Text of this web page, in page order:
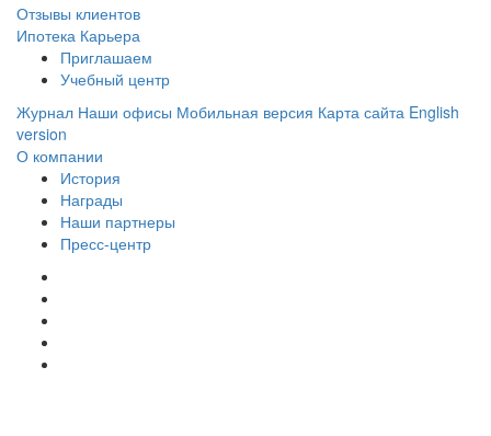
Отзывы клиентов
Ипотека Карьера
Приглашаем
Учебный центр
Журнал Наши офисы Мобильная версия Карта сайта English
version
О компании
История
Награды
Наши партнеры
Пресс-центр